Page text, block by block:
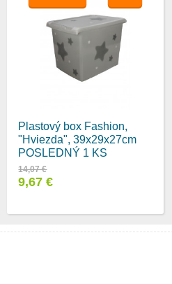
Plastový box Fashion,
"Hviezda", 39x29x27cm
POSLEDNÝ 1 KS
14,07 €
9,67 €